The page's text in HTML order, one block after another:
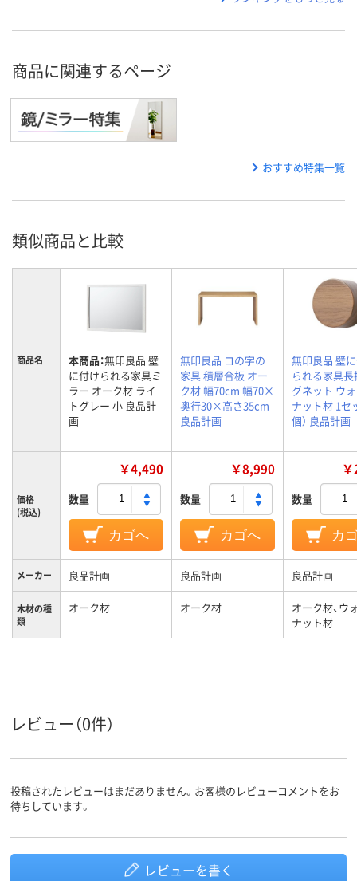
商品に関連するページ
おすすめ特集一覧
類似商品と比較
商品名 本商品：無印良品 壁
に付けられる家具ミ
ラー オーク材 ライ
トグレー 小 良品計
画
無印良品 コの字の
家具 積層合板 オー
ク材 幅70cm 幅70×
奥行30×高さ35cm
良品計画
無印良品 壁
られる家具
グネット ウ
ナット材 1セ
個） 良品計画
価格
(税込)
￥4,490
数量
カゴへ
￥8,990
数量
カゴへ
数量
カ
メーカー 良品計画 良品計画 良品計画
木材の種
類
オーク材 オーク材
オーク材、ウ
ナット材
レビュー（0件）
投稿されたレビューはまだありません。お客様のレビューコメントをお
待ちしています。
レビューを書く